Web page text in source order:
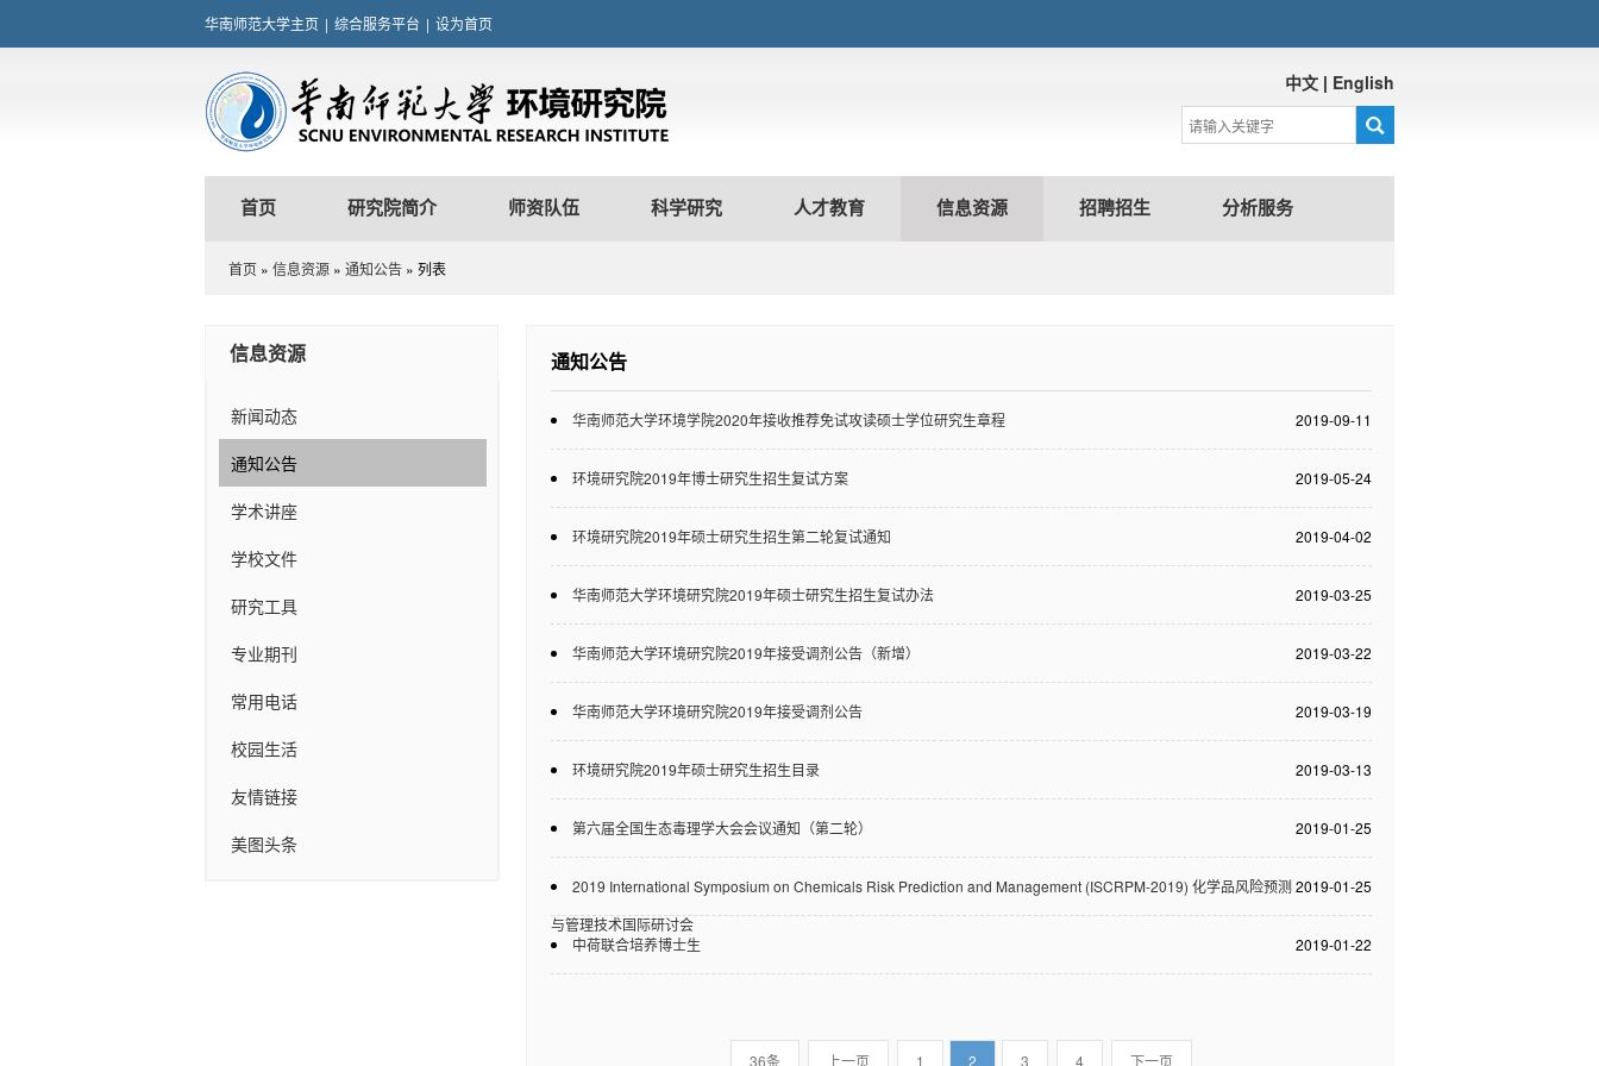
华南师范大学主页 | 综合服务平台 | 设为首页
中文 | English
首页 研究院简介 师资队伍 科学研究 人才教育 信息资源 招聘招生 分析服务
首页 » 信息资源 » 通知公告 » 列表
信息资源
新闻动态
通知公告
学术讲座
学校文件
研究工具
专业期刊
常用电话
校园生活
友情链接
美图头条
通知公告
2019-09-11
华南师范大学环境学院2020年接收推荐免试攻读硕士学位研究生章程
2019-05-24
环境研究院2019年博士研究生招生复试方案
2019-04-02
环境研究院2019年硕士研究生招生第二轮复试通知
2019-03-25
华南师范大学环境研究院2019年硕士研究生招生复试办法
2019-03-22
华南师范大学环境研究院2019年接受调剂公告（新增）
2019-03-19
华南师范大学环境研究院2019年接受调剂公告
2019-03-13
环境研究院2019年硕士研究生招生目录
2019-01-25
第六届全国生态毒理学大会会议通知（第二轮）
2019-01-25
2019 International Symposium on Chemicals Risk Prediction and Management (ISCRPM-2019) 化学品风险预测
与管理技术国际研讨会
2019-01-22
中荷联合培养博士生
36条 上一页 1 2 3 4 下一页